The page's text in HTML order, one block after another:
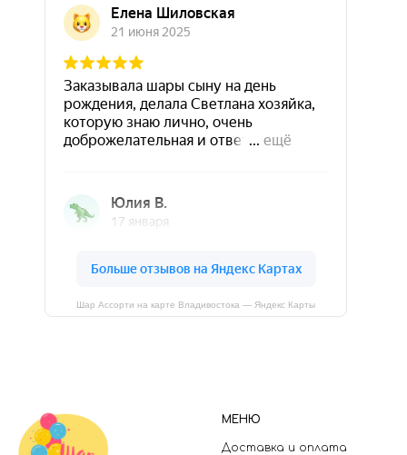
Шар Ассорти на карте Владивостока — Яндекс Карты
МЕНЮ
Доставка и оплата